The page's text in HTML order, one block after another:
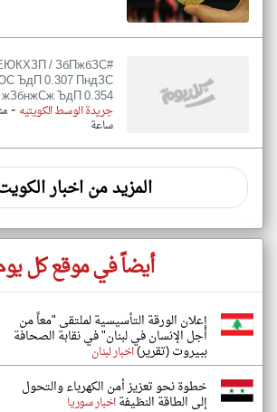
/ ЗбПжбЗС
ЪдП 0.307 ПндЗС
жЗбнжСж ЪдП 0.354
جريدة الوسط الكويتيه -
ساعة
المزيد من اخبار
أيضاً في موقع كل
إعلان الورقة التأسيسية لملتقى "معاً من
أجل الإنسان في لبنان" في نقابة الصحافة
ببيروت (تقرير)اخبار لبنان
خطوة نحو تعزيز أمن الكهرباء والتحول
إلى الطاقة النظيفةاخبار سوريا